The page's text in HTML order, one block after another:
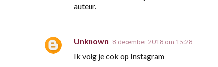
auteur.
Unknown 8 december 2018 om 15:28
Ik volg je ook op Instagram